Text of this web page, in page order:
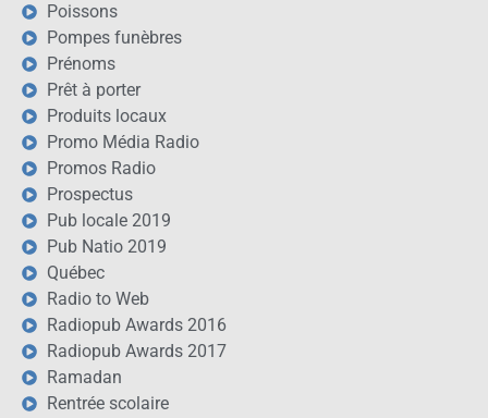
Poissons
Pompes funèbres
Prénoms
Prêt à porter
Produits locaux
Promo Média Radio
Promos Radio
Prospectus
Pub locale 2019
Pub Natio 2019
Québec
Radio to Web
Radiopub Awards 2016
Radiopub Awards 2017
Ramadan
Rentrée scolaire